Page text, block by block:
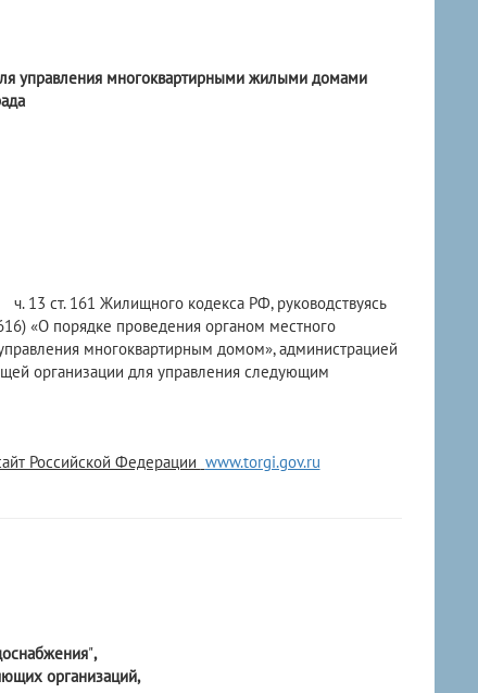
управления многоквартирными жилыми домами
ст. 161 Жилищного кодекса РФ, руководствуясь
«О порядке проведения органом местного
многоквартирным домом», администрацией
организации для управления следующим
Российской Федерации www.torgi.gov.ru
",
организаций,